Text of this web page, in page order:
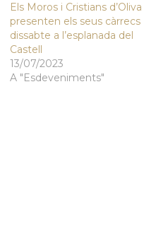
Els Moros i Cristians d’Oliva
presenten els seus càrrecs
dissabte a l’esplanada del
Castell
13/07/2023
A "Esdeveniments"